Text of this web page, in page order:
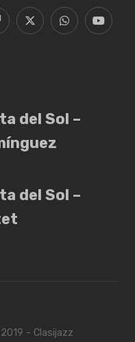
del Sol –
del Sol –
- Clasijazz